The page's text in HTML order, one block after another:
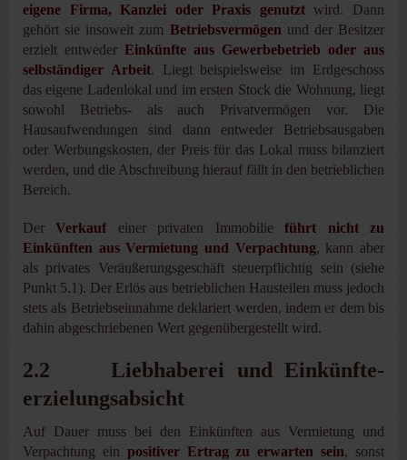
eigene Firma, Kanzlei oder Praxis genutztwird. Dann
gehört sie insoweit zum Betriebsvermögen und der Besitzer
erzielt entweder Einkünfte aus Gewerbebetrieb oder aus
selbständiger Arbeit. Liegt beispielsweise im Erdgeschoss
das eigene Ladenlokal und im ersten Stock die Wohnung, liegt
sowohl Betriebs- als auch Privatvermögen vor. Die
Hausaufwendungen sind dann entweder Betriebsausgaben
oder Werbungskosten, der Preis für das Lokal muss bilanziert
werden, und die Abschreibung hierauf fällt in den betrieblichen
Bereich.
DerVerkaufeiner privaten Immobilieführt nicht zu
Einkünften aus Vermietung und Verpachtung, kann aber
als privates Veräußerungsgeschäft steuerpflichtig sein (siehe
Punkt 5.1). Der Erlös aus betrieblichen Hausteilen muss jedoch
stets als Betriebseinnahme deklariert werden, indem er dem bis
dahin abgeschriebenen Wert gegenübergestellt wird.
2.2 Liebhaberei und Einkünfte­
erzielungsabsicht
Auf Dauer muss bei den Einkünften aus Vermietung und
Verpachtung ein positiver Ertrag zu erwarten sein, sonst